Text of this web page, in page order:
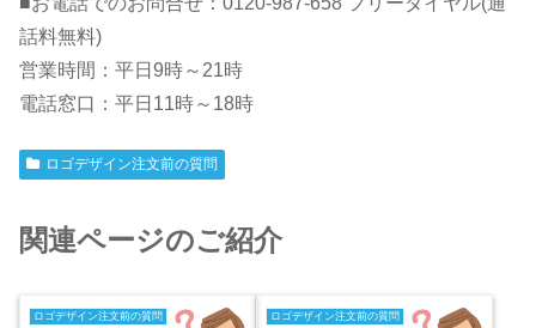
話料無料)
営業時間：平日9時～21時
電話窓口：平日11時～18時
ロゴデザイン注文前の質問
関連ページのご紹介
ロゴデザイン注文前の質問 ロゴデザイン注文前の質問